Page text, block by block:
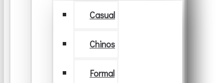
Casual
Chinos
Formal